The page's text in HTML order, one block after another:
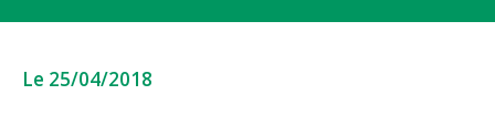
Le 25/04/2018